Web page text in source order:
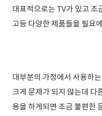
대표적으로는 TV가 있고
고등 다양한 제품들을 필요
대부분의 가정에서 사용하
크게 문제가 되지 않는데 다
용을 하게되면 조금 불편한